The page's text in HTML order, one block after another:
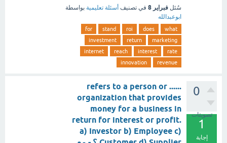
سُئل فبراير 8 في تصنيف أسئلة تعليمية بواسطة
ابوعبدالله
what
does
roi
stand
for
marketing
return
investment
rate
interest
reach
internet
revenue
innovation
0
تصويتات
1
إجابة
...... refers to a person or
organization that provides
money for a business in
return for interest or profit.
a) Investor b) Employee c)